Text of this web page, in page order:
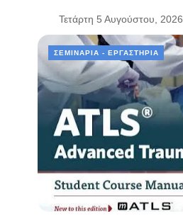
Τετάρτη 5 Αυγούστου, 2026
ΣΕΜΙΝΆΡΙΑ - ΕΡΓΑΣΤΉΡΙΑ